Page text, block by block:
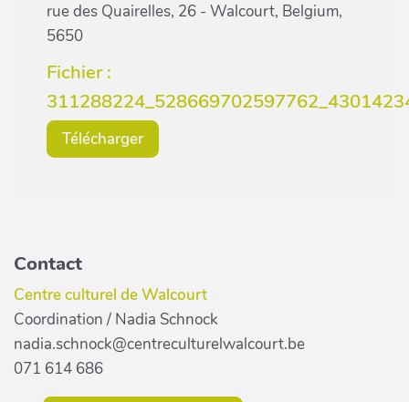
rue des Quairelles, 26 - Walcourt, Belgium,
5650
Fichier :
Télécharger
Contact
Centre culturel de Walcourt
Coordination / Nadia Schnock
nadia.schnock@centreculturelwalcourt.be
071 614 686